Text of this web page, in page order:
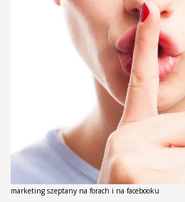
marketing szeptany na forach i na facebooku